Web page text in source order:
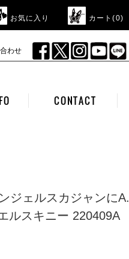
お気に入り カート(0)
わせ
CONTACT
ジェルスカジャンにA.
ルスキニー 220409A